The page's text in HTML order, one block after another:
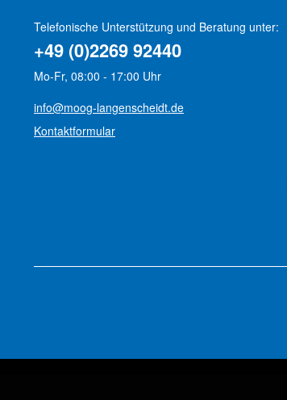
Telefonische Unterstützung und Beratung unter:
+49 (0)2269 92440
Mo-Fr, 08:00 - 17:00 Uhr
info@moog-langenscheidt.de
Kontaktformular